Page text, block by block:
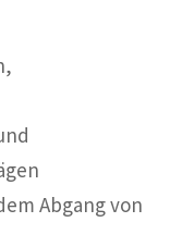
Abgang von